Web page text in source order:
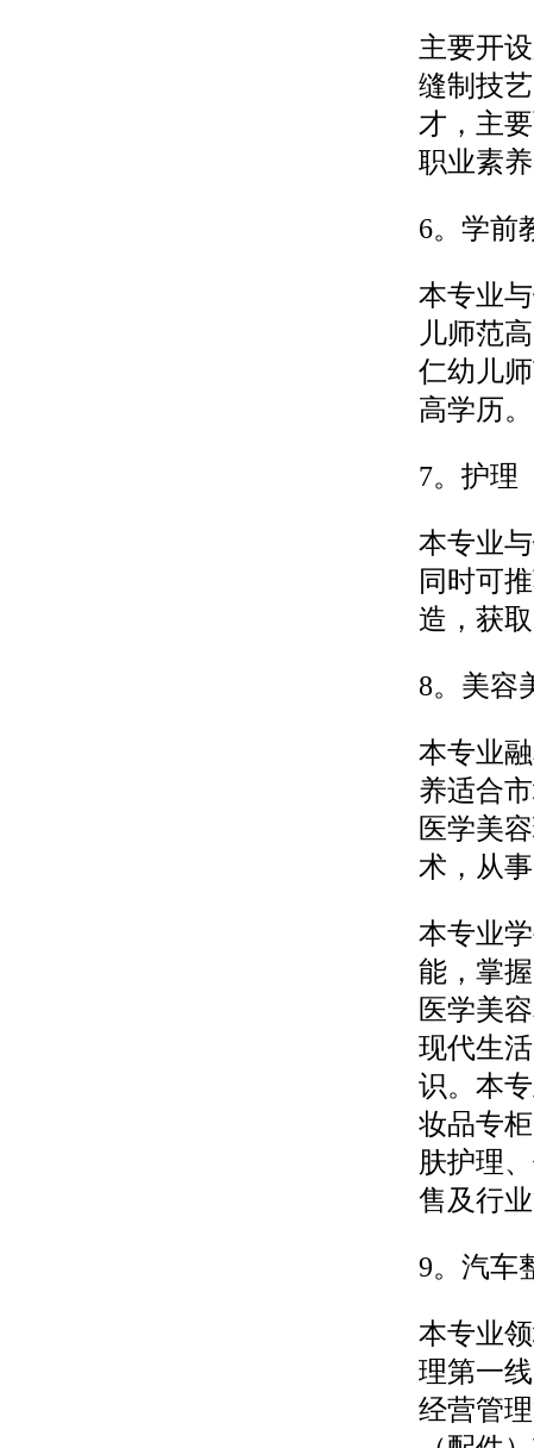
主要开
缝制技
才，主
职业素
6。学前
本专业
儿师范
仁幼儿
高学历。
7。护理
本专业
同时可
造，获取
8。美容
本专业
养适合
医学美
术，从
本专业
能，掌
医学美
现代生
识。本
妆品专
肤护理
售及行
9。汽车
本专业
理第一
经营管